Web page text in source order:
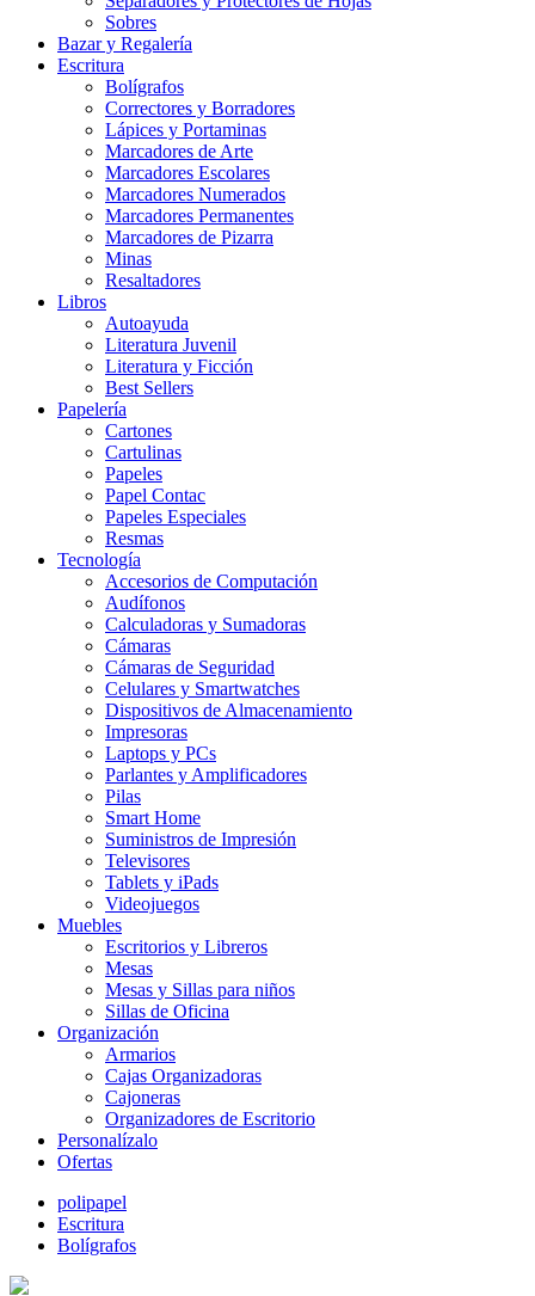
Sobres
Bazar y Regalería
Escritura
Bolígrafos
Correctores y Borradores
Lápices y Portaminas
Marcadores de Arte
Marcadores Escolares
Marcadores Numerados
Marcadores Permanentes
Marcadores de Pizarra
Minas
Resaltadores
Libros
Autoayuda
Literatura Juvenil
Literatura y Ficción
Best Sellers
Papelería
Cartones
Cartulinas
Papeles
Papel Contac
Papeles Especiales
Resmas
Tecnología
Accesorios de Computación
Audífonos
Calculadoras y Sumadoras
Cámaras
Cámaras de Seguridad
Celulares y Smartwatches
Dispositivos de Almacenamiento
Impresoras
Laptops y PCs
Parlantes y Amplificadores
Pilas
Smart Home
Suministros de Impresión
Televisores
Tablets y iPads
Videojuegos
Muebles
Escritorios y Libreros
Mesas
Mesas y Sillas para niños
Sillas de Oficina
Organización
Armarios
Cajas Organizadoras
Cajoneras
Organizadores de Escritorio
Personalízalo
Ofertas
polipapel
Escritura
Bolígrafos